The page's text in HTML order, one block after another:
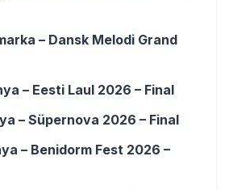
– Dansk Melodi Grand
– Eesti Laul 2026 – Final
– Süpernova 2026 – Final
– Benidorm Fest 2026 –